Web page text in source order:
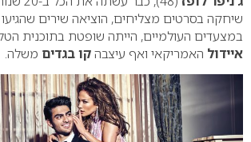
במצעדים העולמיים, הייתה שופטת בתוכנית
איידול האמריקאי ואף עיצבהקו בגדים משלה.